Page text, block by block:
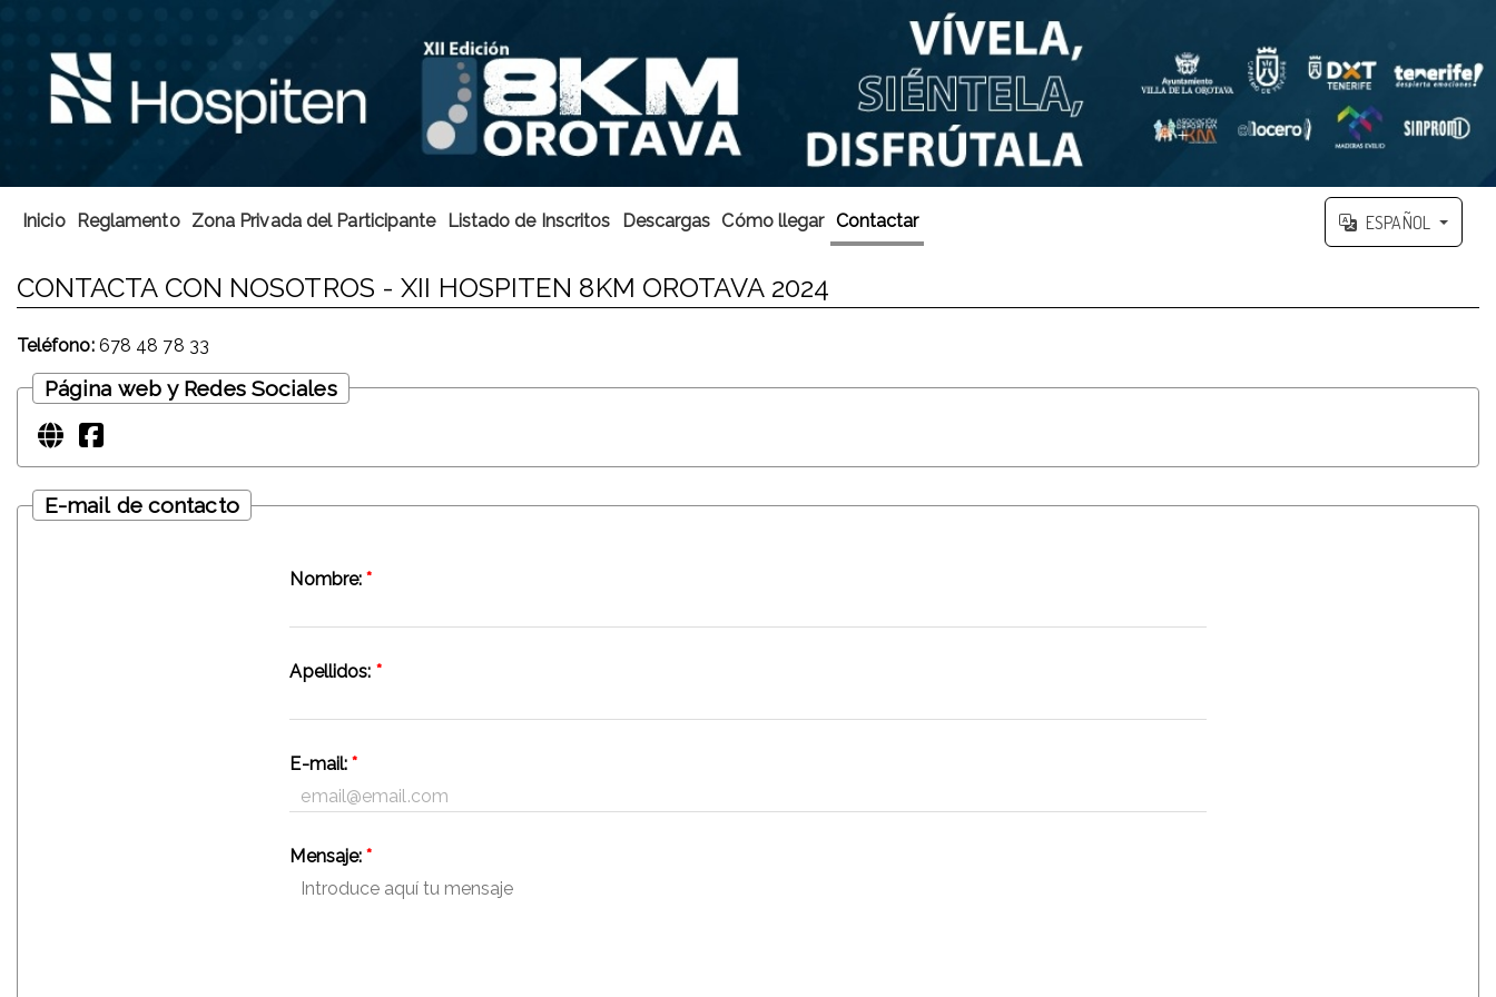
Inicio Reglamento Zona Privada del Participante Listado de Inscritos Descargas Cómo llegar Contactar ESPAÑOL
CONTACTA CON NOSOTROS - XII HOSPITEN 8KM OROTAVA 2024
Teléfono:678 48 78 33
Página web y Redes Sociales
E-mail de contacto
Nombre:*
Apellidos: *
E-mail:*
Mensaje:*